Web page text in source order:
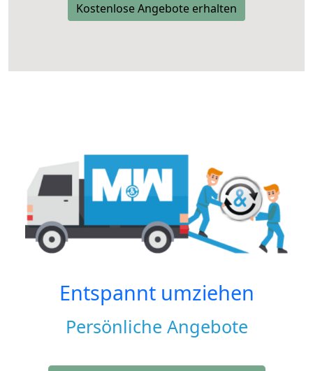
Kostenlose Angebote erhalten
Entspannt umziehen
Persönliche Angebote